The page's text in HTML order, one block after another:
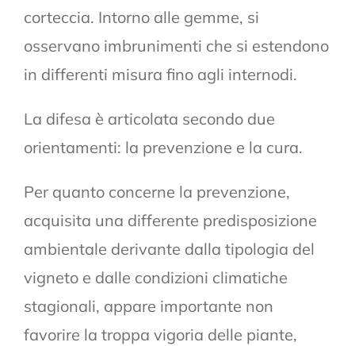
corteccia. Intorno alle gemme, si
osservano imbrunimenti che si estendono
in differenti misura fino agli internodi.
La difesa è articolata secondo due
orientamenti: la prevenzione e la cura.
Per quanto concerne la prevenzione,
acquisita una differente predisposizione
ambientale derivante dalla tipologia del
vigneto e dalle condizioni climatiche
stagionali, appare importante non
favorire la troppa vigoria delle piante,